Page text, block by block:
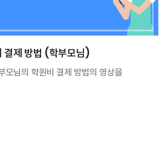
결제 방법 (학부모님)
모님의 학원비 결제 방법의 영상을